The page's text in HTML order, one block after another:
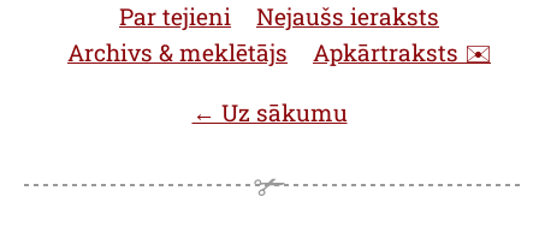
Par tejieni
Nejaušs ieraksts
Archivs & meklētājs
Apkārtraksts ✉️
← Uz sākumu